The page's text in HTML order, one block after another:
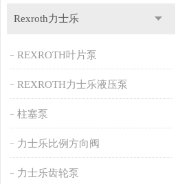
Rexroth力士乐
REXROTH叶片泵
REXROTH力士乐液压泵
柱塞泵
力士乐比例方向阀
力士乐齿轮泵